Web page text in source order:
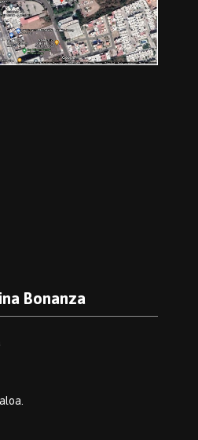
Bonanza